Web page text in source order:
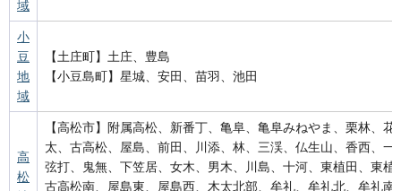
域
小
豆
地
域
【土庄町】土庄、豊島
【小豆島町】星城、安田、苗羽、池田
高
松
【高松市】附属高松、新番丁、亀阜、亀阜みねやま、栗林、
太、古高松、屋島、前田、川添、林、三渓、仏生山、香西、
弦打、鬼無、下笠居、女木、男木、川島、十河、東植田、東
古高松南、屋島東、屋島西、木太北部、牟礼、牟礼北、牟礼